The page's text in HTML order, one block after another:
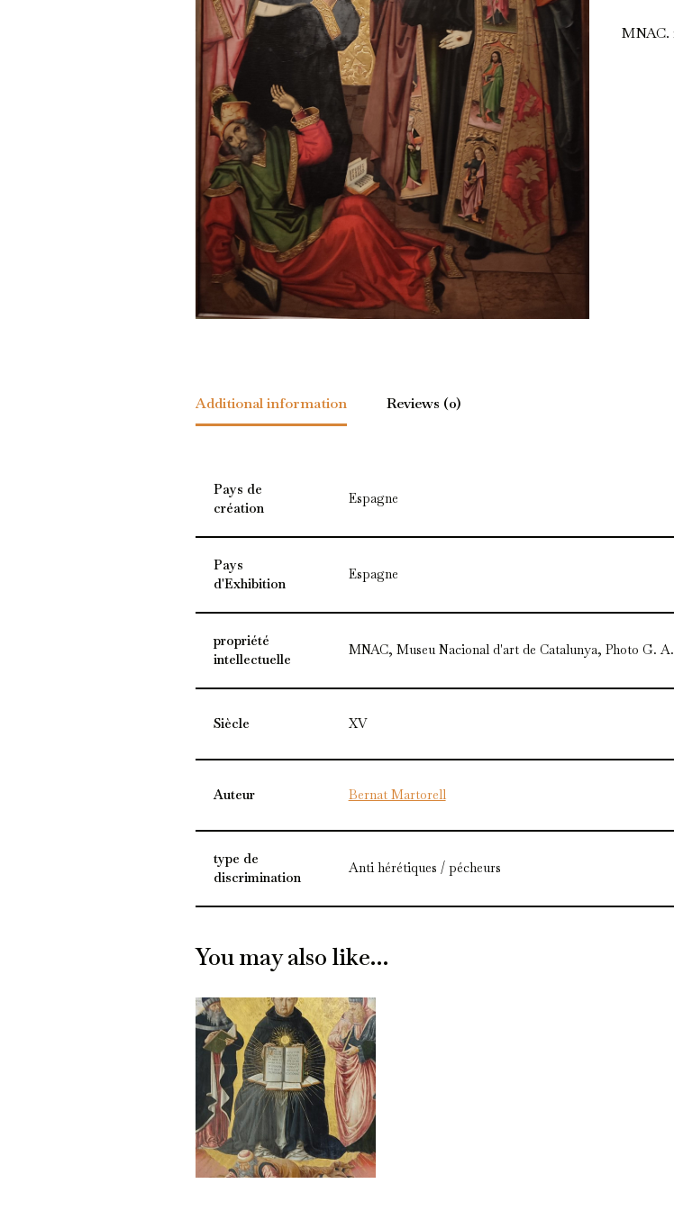
MNAC.
Additional information Reviews (0)
Pays de
création
Espagne
Pays
d'Exhibition
Espagne
propriété
intellectuelle
MNAC, Museu Nacional d'art de Catalunya, Photo G.
Siècle XV
Auteur Bernat Martorell
type de
discrimination
Anti hérétiques / pécheurs
You may also like…